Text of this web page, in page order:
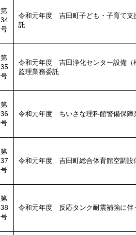
第
34
号
令和元年度 吉田町子ども・子育て支
託
第
35
号
令和元年度 吉田浄化センター設備（
監理業務委託
第
36
号
令和元年度 ちいさな理科館警備保障
第
37
号
令和元年度 吉田町総合体育館空調設
第
38
号
令和元年度 反応タンク耐震補強に伴